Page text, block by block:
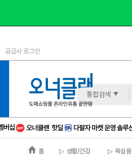
공급사 로그인
통합검색
홈 ▷ 생활/건강 ▷ 욕실